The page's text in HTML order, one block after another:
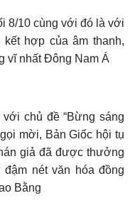
8/10 cùng với đó là với
hợp của âm thanh,
vĩ nhất Đông Nam Á
chủ đề “Bừng sáng
mời, Bản Giốc hội tụ
giả đã được thưởng
nét văn hóa đồng
Bằng